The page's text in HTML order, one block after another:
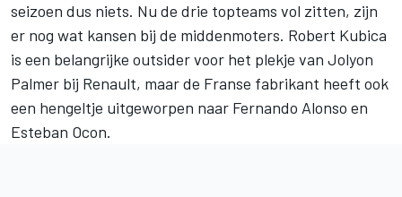
seizoen dus niets. Nu de drie topteams vol zitten, zijn
er nog wat kansen bij de middenmoters. Robert Kubica
is een belangrijke outsider voor het plekje van Jolyon
Palmer bij Renault, maar de Franse fabrikant heeft ook
een hengeltje uitgeworpen naar Fernando Alonso en
Esteban Ocon.